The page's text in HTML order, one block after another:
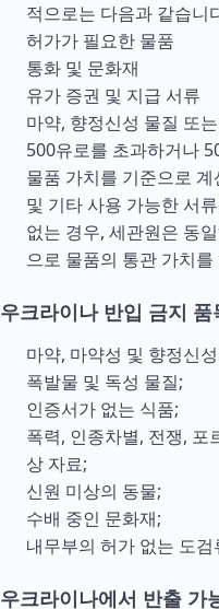
적으로는 다음과 같습니
허가가 필요한 물품
통화 및 문화재
유가 증권 및 지급 서류
마약, 향정신성 물질 또
500유로를 초과하거나
물품 가치를 기준으로
및 기타 사용 가능한 서
없는 경우, 세관원은 동
으로 물품의 통관 가치
우크라이나 반입 금지 품
마약, 마약성 및 향정신
폭발물 및 독성 물질;
인증서가 없는 식품;
폭력, 인종차별, 전쟁, 포
상 자료;
신원 미상의 동물;
수배 중인 문화재;
내무부의 허가 없는 도
우크라이나에서 반출 가